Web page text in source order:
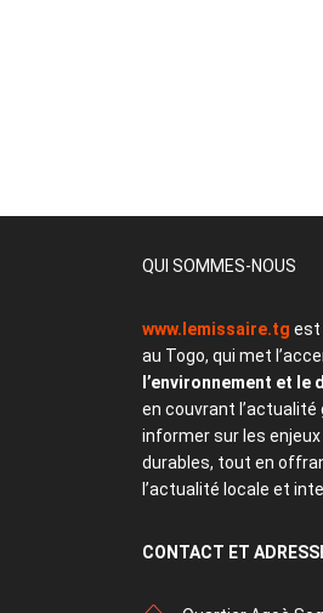
QUI SOMMES-NOUS
www.lemissaire.tg est
au Togo, qui met
l’environnement et le
en couvrant l’actualité
informer sur les
durables, tout en
l’actualité locale et
CONTACT ET